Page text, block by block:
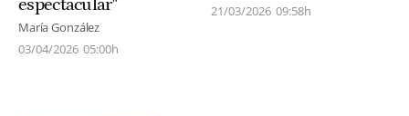
espectacular"
María González
03/04/2026 05:00h
21/03/2026 09:58h